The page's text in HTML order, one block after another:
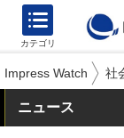
カテゴリ
Impress Watch 社
ニュース